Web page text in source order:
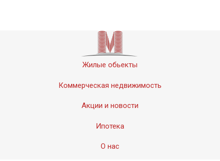
Жилые обьекты
Коммерческая недвижимость
Акции и новости
Ипотека
О нас